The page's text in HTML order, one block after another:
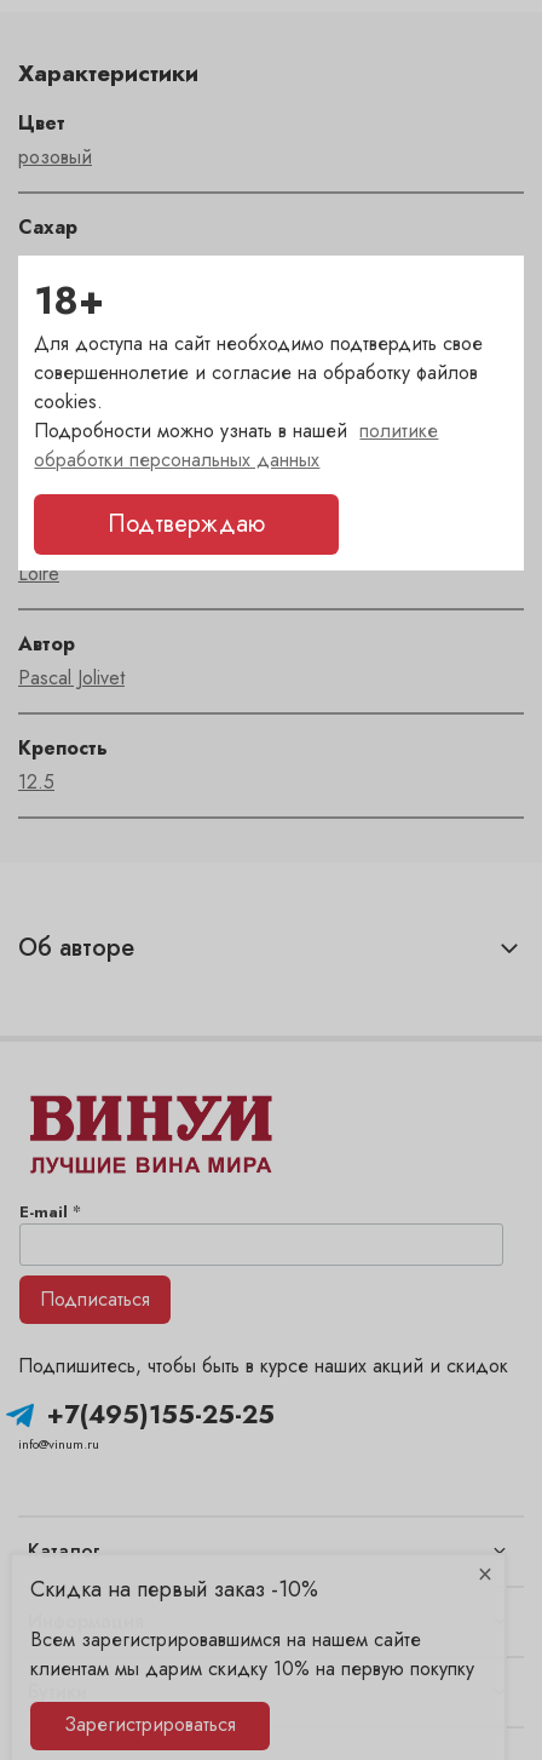
Характеристики
Цвет
розовый
Сахар
сухое
Страна
Франция
Сорт
пино нуар
Loire
Автор
Pascal Jolivet
Крепость
12.5
Об авторе
Каталог
+7(495)155-25-25
info@vinum.ru
Подпишитесь, чтобы быть в курсе наших акций и скидок
E-mail *
Подписаться
18+
Для доступа на сайт необходимо подтвердить свое
совершеннолетие и согласие на обработку файлов
cookies.
Подробности можно узнать в нашейполитике
обработки персональных данных
Подтверждаю
×
Скидка на первый заказ -10%
Всем зарегистрировавшимся на нашем сайте
клиентам мы дарим скидку 10% на первую покупку
Зарегистрироваться